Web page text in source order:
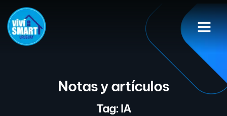
Notas y artículos
Tag: IA